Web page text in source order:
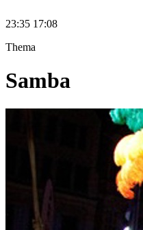
23:35 17:08
Thema
Samba